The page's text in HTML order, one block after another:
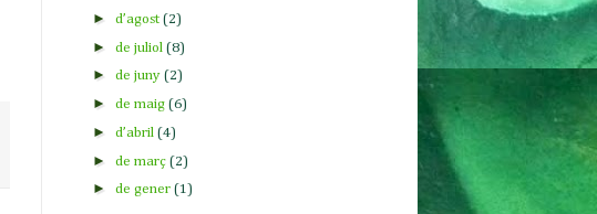
► d’agost (2)
► de juliol (8)
► de juny (2)
► de maig (6)
► d’abril (4)
► de març (2)
► de gener (1)